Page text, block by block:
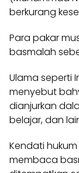
berkurang
Para pakar
basmalah
Ulama seperti
menyebut
dianjurkan
belajar, dan
Kendati
membaca